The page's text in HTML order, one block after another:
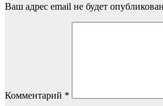
Ваш адрес email не будет
Комментарий *